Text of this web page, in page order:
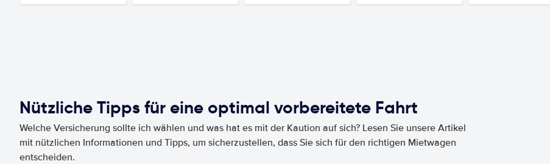
Nützliche Tipps für eine optimal vorbereitete Fahrt
Welche Versicherung sollte ich wählen und was hat es mit der Kaution auf sich? Lesen Sie unsere Artikel
mit nützlichen Informationen und Tipps, um sicherzustellen, dass Sie sich für den richtigen Mietwagen
entscheiden.